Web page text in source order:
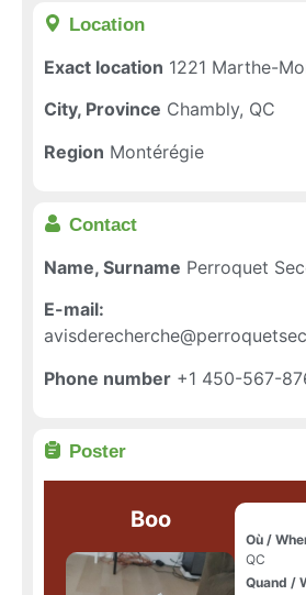
Location​
Exact location 1221 Marthe-
City, Province Chambly, QC
Region Montérégie
Contact
Name, Surname Perroquet
E-mail:
Phone number +1 450-567-
Poster
Boo
Où /
QC
Quand /